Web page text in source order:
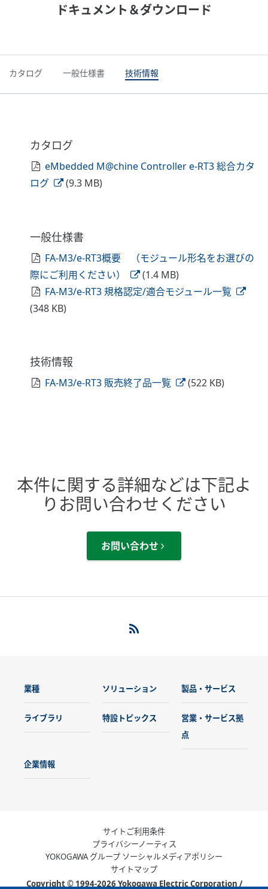
ドキュメント＆ダウンロード
カタログ 一般仕様書 技術情報
カタログ
eMbedded M@chine Controller e-RT3 総合カタ
ログ
(9.3 MB)
一般仕様書
FA-M3/e-RT3概要 （モジュール形名をお選びの
際にご利用ください）
(1.4 MB)
FA-M3/e-RT3 規格認定/適合モジュール一覧
(348 KB)
技術情報
FA-M3/e-RT3 販売終了品一覧 (522 KB)
本件に関する詳細などは下記よ
りお問い合わせください
お問い合わせ
業種 ソリューション 製品・サービス
ライブラリ 特設トピックス
営業・サービス拠
点
企業情報
サイトご利用条件
プライバシーノーティス
YOKOGAWA グループ ソーシャルメディアポリシー
サイトマップ
Copyright © 1994-2026 Yokogawa Electric Corporation /